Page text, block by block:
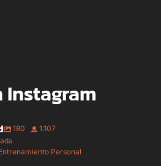
Instagram
180
1.107
Personal